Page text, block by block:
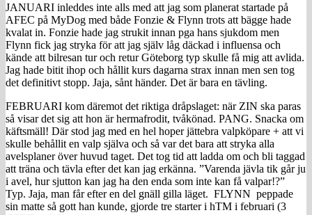
JANUARI inleddes inte alls med att jag som planerat startade på
AFEC på MyDog med både Fonzie & Flynn trots att bägge hade
kvalat in. Fonzie hade jag strukit innan pga hans sjukdom men
Flynn fick jag stryka för att jag själv låg däckad i influensa och
kände att bilresan tur och retur Göteborg typ skulle få mig att avlida.
Jag hade bitit ihop och hållit kurs dagarna strax innan men sen tog
det definitivt stopp. Jaja, sånt händer. Det är bara en tävling.
FEBRUARI kom däremot det riktiga dråpslaget: när ZIN ska paras
så visar det sig att hon är hermafrodit, tvåkönad. PANG. Snacka om
käftsmäll! Där stod jag med en hel hoper jättebra valpköpare + att vi
skulle behållit en valp själva och så var det bara att stryka alla
avelsplaner över huvud taget. Det tog tid att ladda om och bli taggad
att träna och tävla efter det kan jag erkänna. ”Varenda jävla tik går ju
i avel, hur sjutton kan jag ha den enda som inte kan få valpar!?”
Typ. Jaja, man får efter en del gnäll gilla läget. FLYNN peppade
sin matte så gott han kunde, gjorde tre starter i hTM i februari (3